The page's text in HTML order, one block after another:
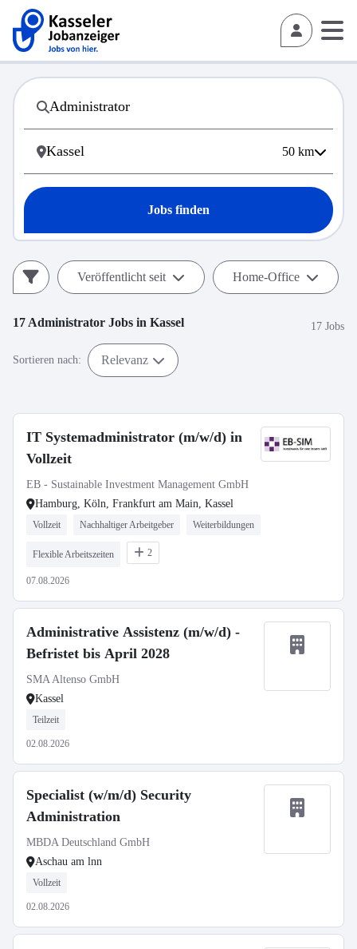
50 km
Jobs finden
Veröffentlicht seit Home-Office
17 Administrator Jobs in Kassel 17 Jobs
Sortieren nach: Relevanz
IT Systemadministrator (m/w/d) in
Vollzeit
EB - Sustainable Investment Management GmbH
Hamburg, Köln, Frankfurt am Main, Kassel
Vollzeit Nachhaltiger Arbeitgeber Weiterbildungen
Flexible Arbeitszeiten 2
07.08.2026
Administrative Assistenz (m/w/d) -
Befristet bis April 2028
SMA Altenso GmbH
Kassel
Teilzeit
02.08.2026
Specialist (w/m/d) Security
Administration
MBDA Deutschland GmbH
Aschau am lnn
Vollzeit
02.08.2026